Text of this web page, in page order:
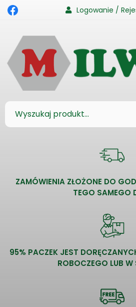
Logowanie /
ZAMÓWIENIA ZŁOŻONE DO
TEGO SAMEGO
95% PACZEK JEST
ROBOCZEGO LUB W